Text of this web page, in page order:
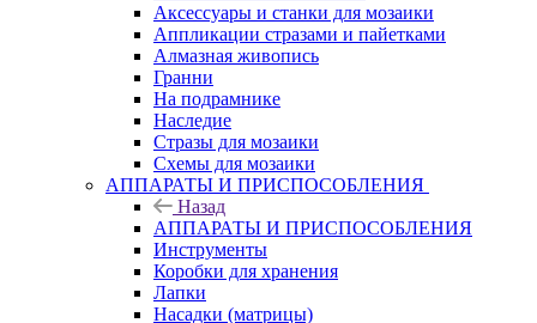
Аксессуары и станки для мозаики
Аппликации стразами и пайетками
Алмазная живопись
Гранни
На подрамнике
Наследие
Стразы для мозаики
Схемы для мозаики
АППАРАТЫ И ПРИСПОСОБЛЕНИЯ
Назад
АППАРАТЫ И ПРИСПОСОБЛЕНИЯ
Инструменты
Коробки для хранения
Лапки
Насадки (матрицы)